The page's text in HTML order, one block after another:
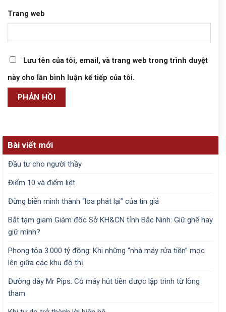
Trang web
Lưu tên của tôi, email, và trang web trong trình duyệt
này cho lần bình luận kế tiếp của tôi.
Bài viết mới
Đầu tư cho người thầy
Điểm 10 và điểm liệt
Đừng biến mình thành “loa phát lại” của tin giả
Bắt tạm giam Giám đốc Sở KH&CN tỉnh Bắc Ninh: Giữ ghế hay
giữ mình?
Phong tỏa 3.000 tỷ đồng: Khi những “nhà máy rửa tiền” mọc
lên giữa các khu đô thị
Đường dây Mr Pips: Cỗ máy hút tiền được lập trình từ lòng
tham